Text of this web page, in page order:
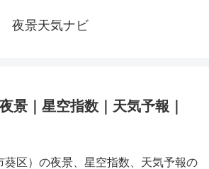
夜景天気ナビ
景｜星空指数｜天気予報｜
葵区）の夜景、星空指数、天気予報の